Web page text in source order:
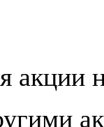
акции